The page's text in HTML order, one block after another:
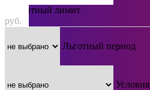
Кредитный лимит
руб.
Льготный период
Условия